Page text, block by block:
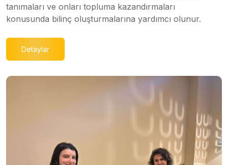
tanımaları ve onları topluma kazandırmaları
konusunda bilinç oluşturmalarına yardımcı olunur.
Detaylar